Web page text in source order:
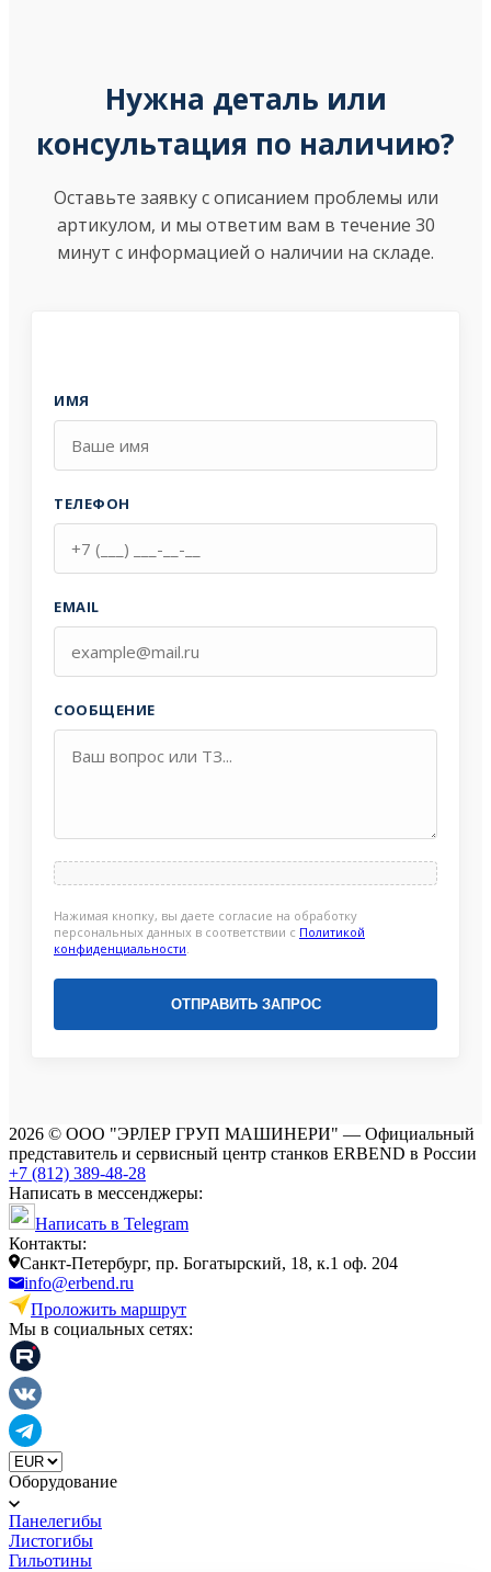
Нужна деталь или
консультация по наличию?
Оставьте заявку с описанием проблемы или
артикулом, и мы ответим вам в течение 30
минут с информацией о наличии на складе.
ИМЯ
ТЕЛЕФОН
EMAIL
СООБЩЕНИЕ
Нажимая кнопку, вы даете согласие на обработку
персональных данных в соответствии с Политикой
конфиденциальности.
ОТПРАВИТЬ ЗАПРОС
2026 © ООО "ЭРЛЕР ГРУП МАШИНЕРИ" — Официальный
представитель и сервисный центр станков ERBEND в России
+7 (812) 389-48-28
Написать в мессенджеры:
Написать в Telegram
Контакты:
Cанкт-Петербург, пр. Богатырский, 18, к.1 оф. 204
info@erbend.ru
Проложить маршрут
Мы в социальных сетях:
Оборудование
Панелегибы
Листогибы
Гильотины